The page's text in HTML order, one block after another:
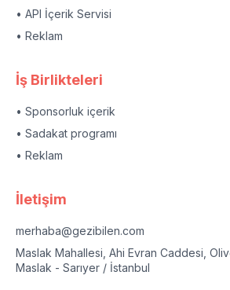
• API İçerik Servisi
• Reklam
İş Birlikteleri
• Sponsorluk içerik
• Sadakat programı
• Reklam
İletişim
merhaba@gezibilen.com
Maslak Mahallesi, Ahi Evran Caddesi,
Maslak - Sarıyer / İstanbul